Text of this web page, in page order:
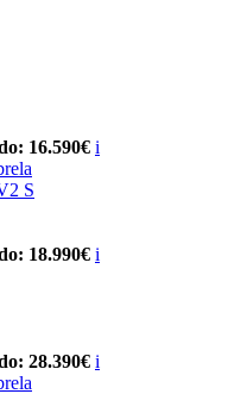
16.590€ i
S
18.990€ i
28.390€ i